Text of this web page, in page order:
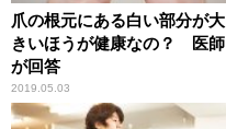
爪の根元にある白い部分が大
きいほうが健康なの？ 医師
が回答
2019.05.03